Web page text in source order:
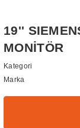
19''
MONİTÖR
Kategori
Marka